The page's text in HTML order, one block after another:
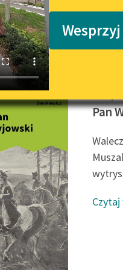
Sienkiewicza
Pan
Czytaj